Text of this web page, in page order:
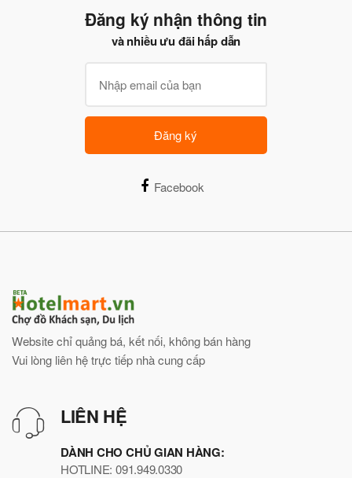
Đăng ký nhận thông tin
và nhiều ưu đãi hấp dẫn
Đăng ký
Facebook
Website chỉ quảng bá, kết nối, không bán hàng
Vui lòng liên hệ trực tiếp nhà cung cấp
LIÊN HỆ
DÀNH CHO CHỦ GIAN HÀNG:
HOTLINE: 091.949.0330